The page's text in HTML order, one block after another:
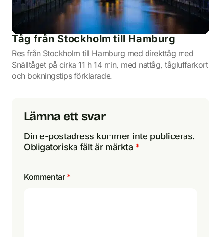
Tåg från Stockholm till Hamburg
Res från Stockholm till Hamburg med direkttåg med
Snälltåget på cirka 11 h 14 min, med nattåg, tågluffarkort
och bokningstips förklarade.
Lämna ett svar
Din e-postadress kommer inte publiceras.
Obligatoriska fält är märkta *
Kommentar *